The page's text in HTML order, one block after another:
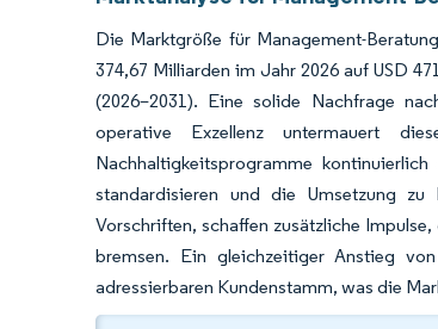
Die Marktgröße für Management-
374,67 Milliarden im Jahr 2026 auf USD
(2026–2031). Eine solide Nachfrage
operative Exzellenz untermauert
Nachhaltigkeitsprogramme
standardisieren und die Umsetzung zu
Vorschriften, schaffen zusätzliche
bremsen. Ein gleichzeitiger Anstieg
adressierbaren Kundenstamm, was die